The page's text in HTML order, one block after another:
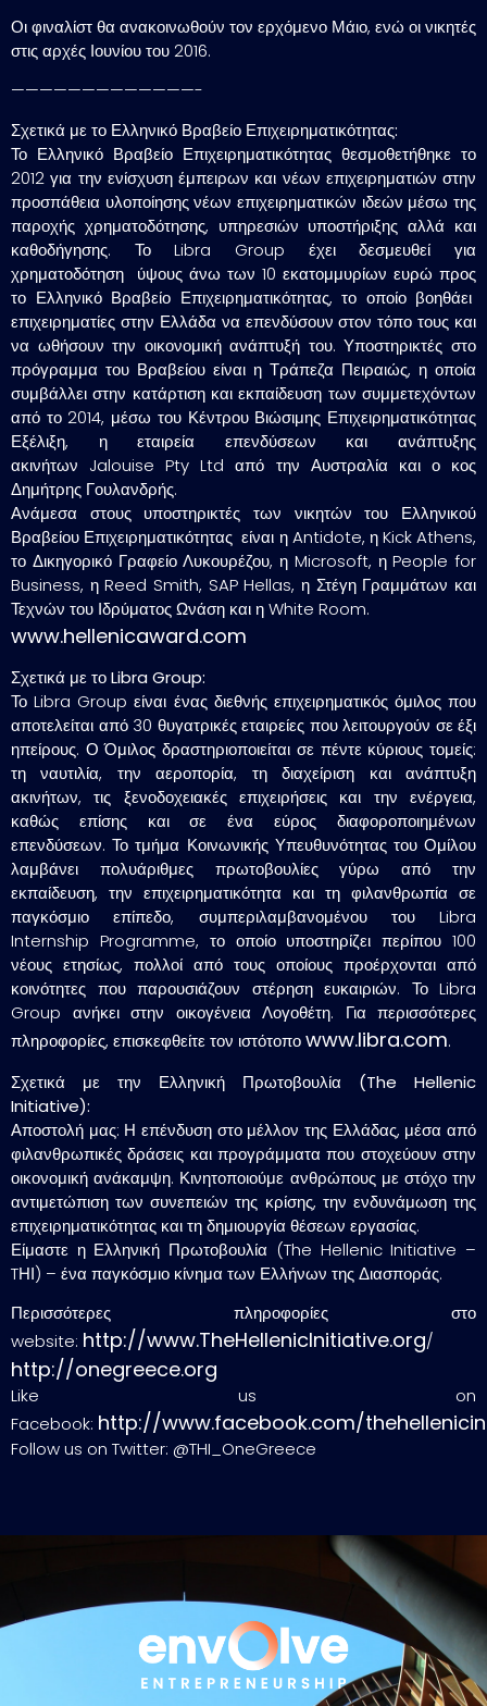
Οι φιναλίστ θα ανακοινωθούν τον ερχόμενο Μάιο, ενώ οι νικητές
στις αρχές Ιουνίου του 2016.
—————————————-
Σχετικά με το Ελληνικό Βραβείο Επιχειρηματικότητας:
Το Ελληνικό Βραβείο Επιχειρηματικότητας θεσμοθετήθηκε το
2012 για την ενίσχυση έμπειρων και νέων επιχειρηματιών στην
προσπάθεια υλοποίησης νέων επιχειρηματικών ιδεών μέσω της
παροχής χρηματοδότησης, υπηρεσιών υποστήριξης αλλά και
καθοδήγησης. Το Libra Group έχει δεσμευθεί για
χρηματοδότηση ύψους άνω των 10 εκατομμυρίων ευρώ προς
το Ελληνικό Βραβείο Επιχειρηματικότητας, το οποίο βοηθάει
επιχειρηματίες στην Ελλάδα να επενδύσουν στον τόπο τους και
να ωθήσουν την οικονομική ανάπτυξή του. Υποστηρικτές στο
πρόγραμμα του Βραβείου είναι η Τράπεζα Πειραιώς, η οποία
συμβάλλει στην κατάρτιση και εκπαίδευση των συμμετεχόντων
από το 2014, μέσω του Κέντρου Βιώσιμης Επιχειρηματικότητας
Εξέλιξη, η εταιρεία επενδύσεων και ανάπτυξης
ακινήτων Jalouise Pty Ltd από την Αυστραλία και ο κος
Δημήτρης Γουλανδρής.
Ανάμεσα στους υποστηρικτές των νικητών του Ελληνικού
Βραβείου Επιχειρηματικότητας είναι η Antidote, η Kick Athens,
το Δικηγορικό Γραφείο Λυκουρέζου, η Microsoft, η People for
Business, η Reed Smith, SAP Hellas, η Στέγη Γραμμάτων και
Τεχνών του Ιδρύματος Ωνάση και η White Room.
www.hellenicaward.com
Σχετικά με το Libra Group:
Το Libra Group είναι ένας διεθνής επιχειρηματικός όμιλος που
αποτελείται από 30 θυγατρικές εταιρείες που λειτουργούν σε έξι
ηπείρους. Ο Όμιλος δραστηριοποιείται σε πέντε κύριους τομείς:
τη ναυτιλία, την αεροπορία, τη διαχείριση και ανάπτυξη
ακινήτων, τις ξενοδοχειακές επιχειρήσεις και την ενέργεια,
καθώς επίσης και σε ένα εύρος διαφοροποιημένων
επενδύσεων. Το τμήμα Κοινωνικής Υπευθυνότητας του Ομίλου
λαμβάνει πολυάριθμες πρωτοβουλίες γύρω από την
εκπαίδευση, την επιχειρηματικότητα και τη φιλανθρωπία σε
παγκόσμιο επίπεδο, συμπεριλαμβανομένου του Libra
Internship Programme, το οποίο υποστηρίζει περίπου 100
νέους ετησίως, πολλοί από τους οποίους προέρχονται από
κοινότητες που παρουσιάζουν στέρηση ευκαιριών. Το Libra
Group ανήκει στην οικογένεια Λογοθέτη. Για περισσότερες
πληροφορίες, επισκεφθείτε τον ιστότοποwww.libra.com.
Σχετικά με την Ελληνική Πρωτοβουλία (The Hellenic
Initiative):
Αποστολή μας: Η επένδυση στο μέλλον της Ελλάδας, μέσα από
φιλανθρωπικές δράσεις και προγράμματα που στοχεύουν στην
οικονομική ανάκαμψη. Κινητοποιούμε ανθρώπους με στόχο την
αντιμετώπιση των συνεπειών της κρίσης, την ενδυνάμωση της
επιχειρηματικότητας και τη δημιουργία θέσεων εργασίας.
Είμαστε η Ελληνική Πρωτοβουλία (The Hellenic Initiative –
TΗΙ) – ένα παγκόσμιο κίνημα των Ελλήνων της Διασποράς.
Περισσότερες πληροφορίες στο
website: http://www.TheHellenicInitiative.org/
http://onegreece.org
Like us on
Facebook: http://www.facebook.com/
Follow us on Twitter: @THI_OneGreece